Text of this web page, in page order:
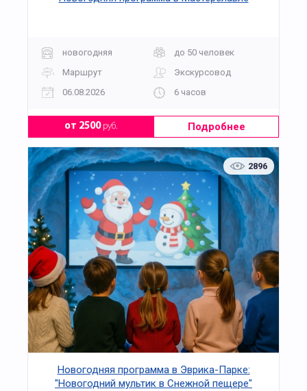
новогодняя
до 50 человек
Маршрут
Экскурсовод
06.08.2026
6 часов
от 2500руб. Подробнее
2896
Новогодняя программа в Эврика-Парке:
"Новогодний мультик в Снежной пещере"